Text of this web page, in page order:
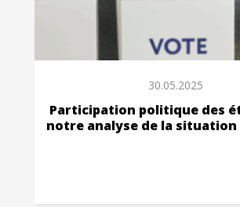
30.05.2025
Participation politique des
notre analyse de la situation